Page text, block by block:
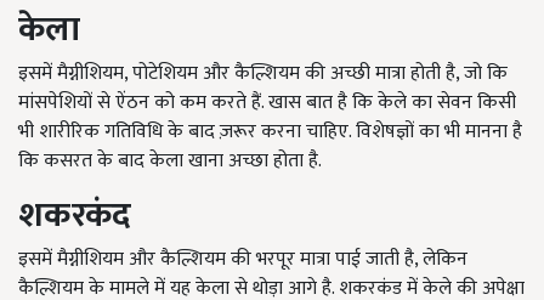
केला
इसमें मैग्नीशियम, पोटेशियम और कैल्शियम की अच्छी मात्रा होती है, जो कि
मांसपेशियों से ऐंठन को कम करते हैं. खास बात है कि केले का सेवन किसी
भी शारीरिक गतिविधि के बाद ज़रूर करना चाहिए. विशेषज्ञों का भी मानना है
कि कसरत के बाद केला खाना अच्छा होता है.
शकरकंद
इसमें मैग्नीशियम और कैल्शियम की भरपूर मात्रा पाई जाती है, लेकिन
कैल्शियम के मामले में यह केला से थोड़ा आगे है. शकरकंड में केले की अपेक्षा